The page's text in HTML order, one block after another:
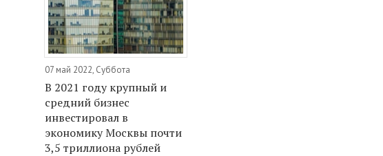
07 май 2022, Суббота
В 2021 году крупный и
средний бизнес
инвестировал в
экономику Москвы почти
3,5 триллиона рублей